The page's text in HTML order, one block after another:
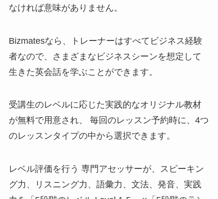
なければ意味がありません。
Bizmatesなら、
トレーナーはすべてビジネス経験
者なので、さまざまな ビジネスシーンを想定して
生きた英会話を学ぶことができます。
受講生のレベルに応じた実践的なオリジナル教材
が無料で用意され、 毎回のレッスン予約時に、4つ
のレッスンタイプの中から選択できます。
レベル評価を行う 専門アセッサーが、 スピーキン
グ力、リスニング力、語彙力、文法、発音、実践